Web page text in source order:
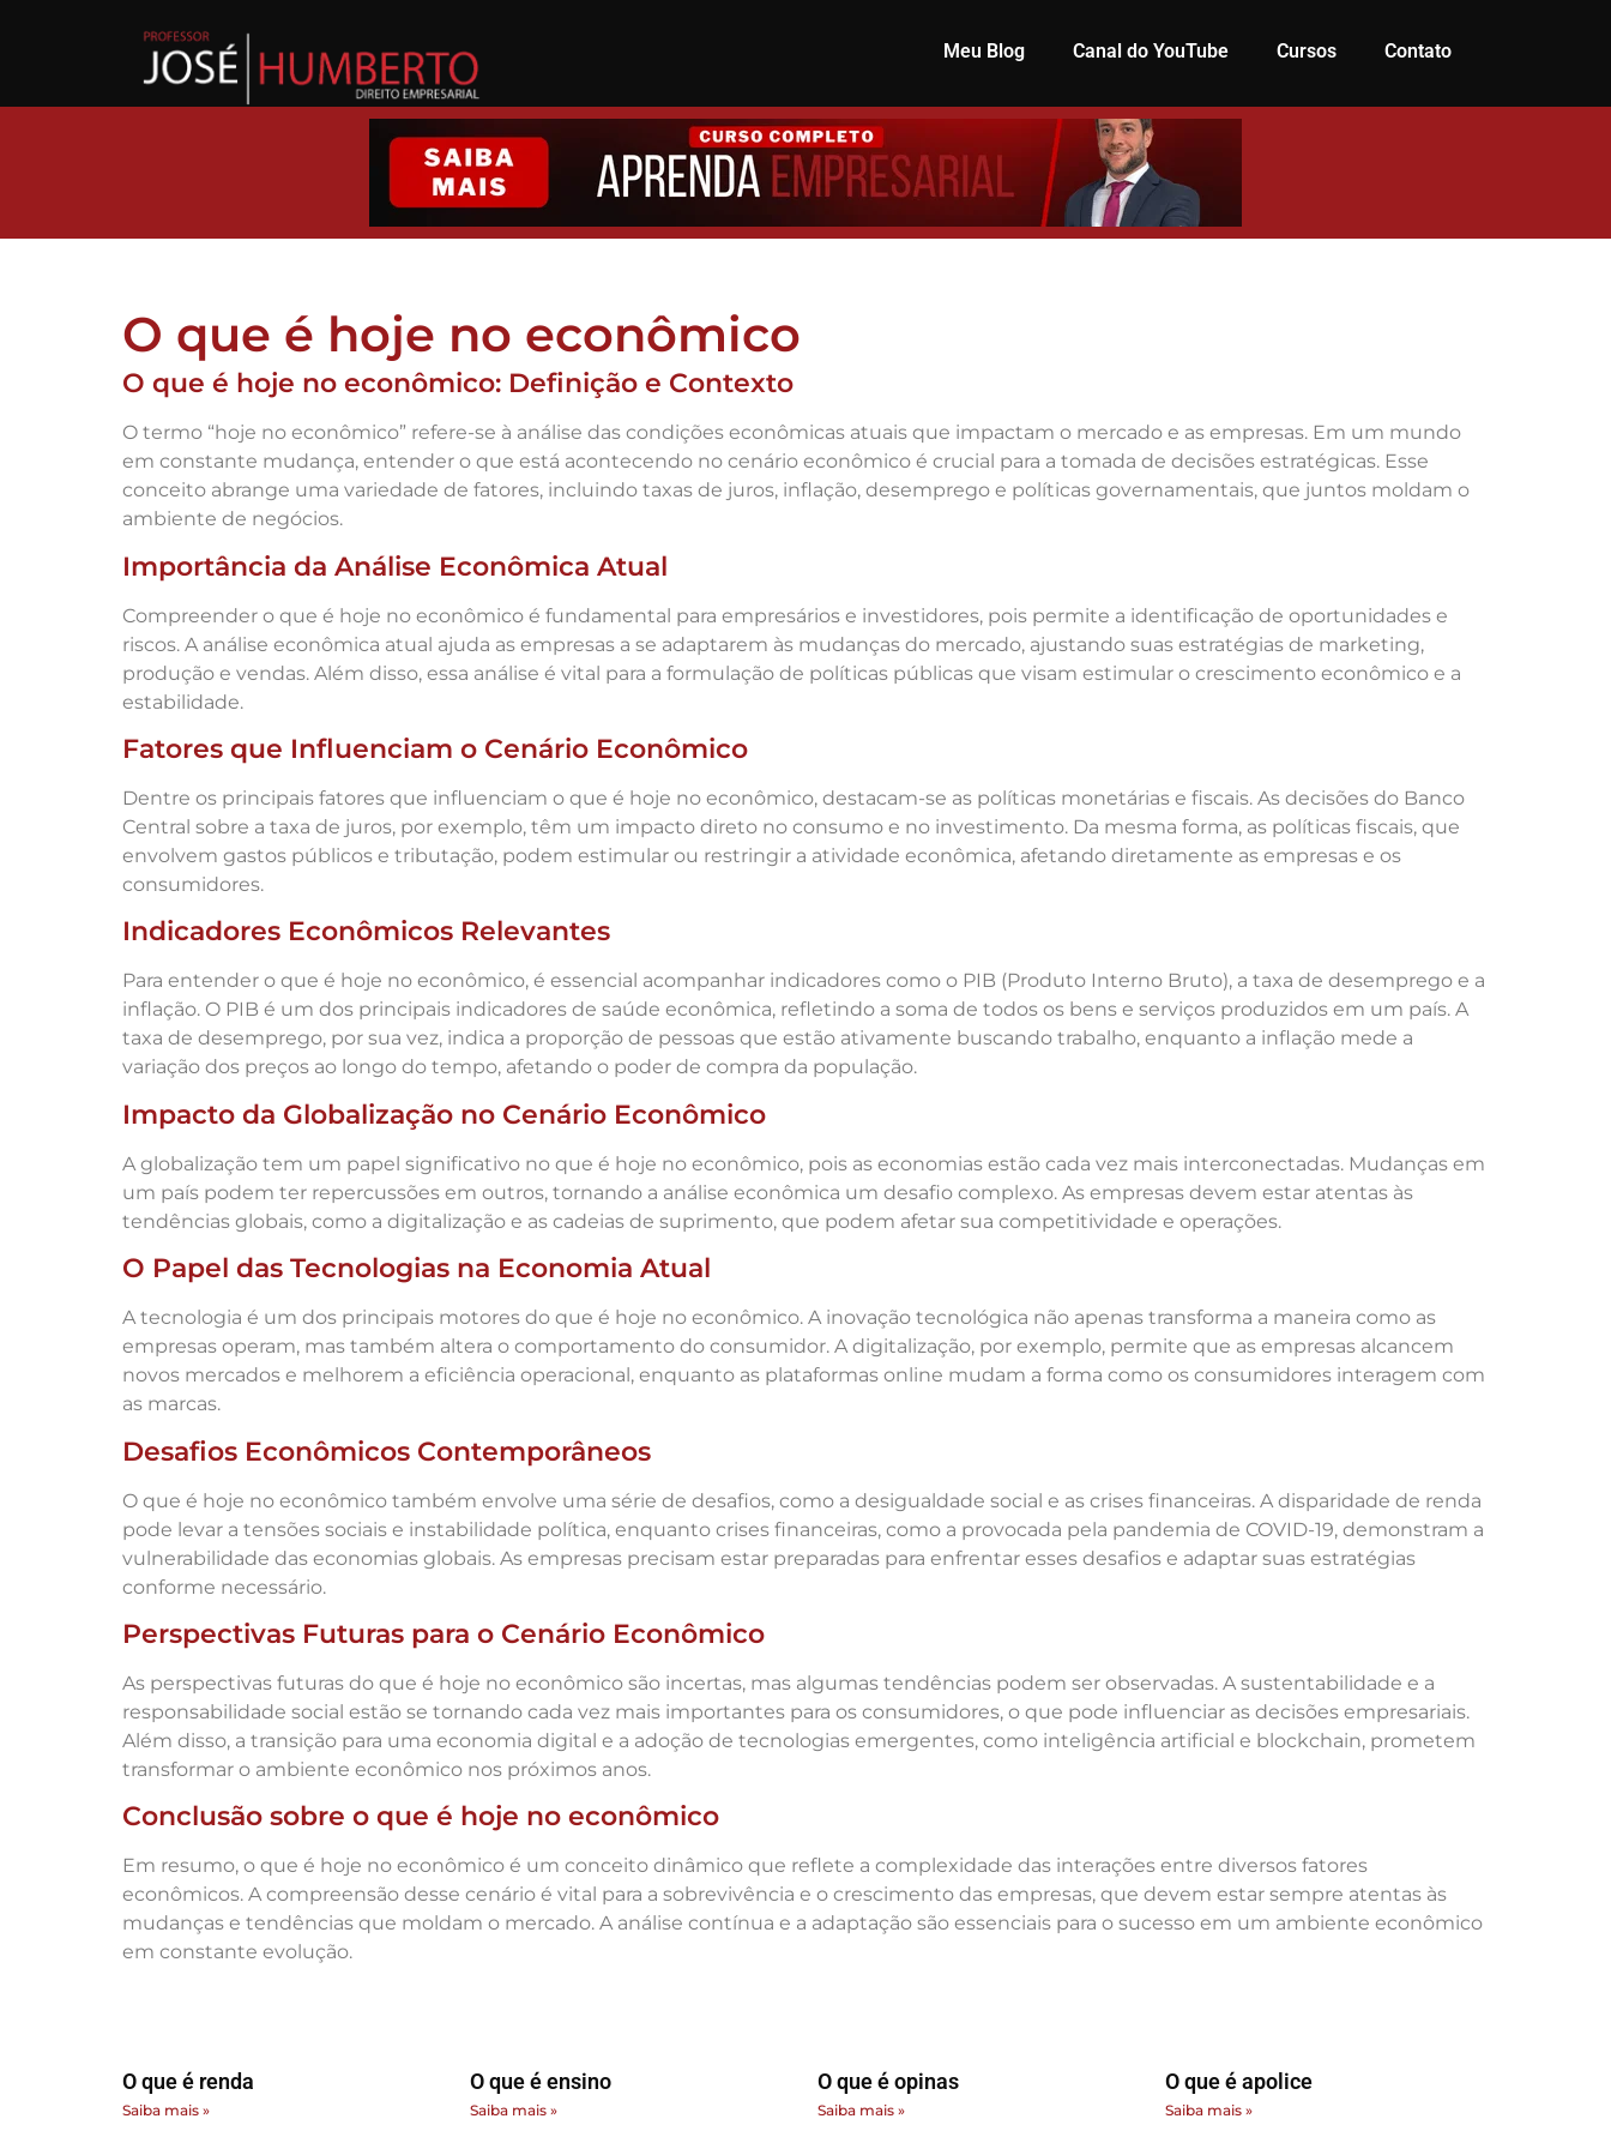
Meu Blog Canal do YouTube Cursos Contato
O que é hoje no econômico
O que é hoje no econômico: Definição e Contexto
O termo “hoje no econômico” refere-se à análise das condições econômicas atuais que impactam o mercado e as empresas. Em um mundo
em constante mudança, entender o que está acontecendo no cenário econômico é crucial para a tomada de decisões estratégicas. Esse
conceito abrange uma variedade de fatores, incluindo taxas de juros, inflação, desemprego e políticas governamentais, que juntos moldam o
ambiente de negócios.
Importância da Análise Econômica Atual
Compreender o que é hoje no econômico é fundamental para empresários e investidores, pois permite a identificação de oportunidades e
riscos. A análise econômica atual ajuda as empresas a se adaptarem às mudanças do mercado, ajustando suas estratégias de marketing,
produção e vendas. Além disso, essa análise é vital para a formulação de políticas públicas que visam estimular o crescimento econômico e a
estabilidade.
Fatores que Influenciam o Cenário Econômico
Dentre os principais fatores que influenciam o que é hoje no econômico, destacam-se as políticas monetárias e fiscais. As decisões do Banco
Central sobre a taxa de juros, por exemplo, têm um impacto direto no consumo e no investimento. Da mesma forma, as políticas fiscais, que
envolvem gastos públicos e tributação, podem estimular ou restringir a atividade econômica, afetando diretamente as empresas e os
consumidores.
Indicadores Econômicos Relevantes
Para entender o que é hoje no econômico, é essencial acompanhar indicadores como o PIB (Produto Interno Bruto), a taxa de desemprego e a
inflação. O PIB é um dos principais indicadores de saúde econômica, refletindo a soma de todos os bens e serviços produzidos em um país. A
taxa de desemprego, por sua vez, indica a proporção de pessoas que estão ativamente buscando trabalho, enquanto a inflação mede a
variação dos preços ao longo do tempo, afetando o poder de compra da população.
Impacto da Globalização no Cenário Econômico
A globalização tem um papel significativo no que é hoje no econômico, pois as economias estão cada vez mais interconectadas. Mudanças em
um país podem ter repercussões em outros, tornando a análise econômica um desafio complexo. As empresas devem estar atentas às
tendências globais, como a digitalização e as cadeias de suprimento, que podem afetar sua competitividade e operações.
O Papel das Tecnologias na Economia Atual
A tecnologia é um dos principais motores do que é hoje no econômico. A inovação tecnológica não apenas transforma a maneira como as
empresas operam, mas também altera o comportamento do consumidor. A digitalização, por exemplo, permite que as empresas alcancem
novos mercados e melhorem a eficiência operacional, enquanto as plataformas online mudam a forma como os consumidores interagem com
as marcas.
Desafios Econômicos Contemporâneos
O que é hoje no econômico também envolve uma série de desafios, como a desigualdade social e as crises financeiras. A disparidade de renda
pode levar a tensões sociais e instabilidade política, enquanto crises financeiras, como a provocada pela pandemia de COVID-19, demonstram a
vulnerabilidade das economias globais. As empresas precisam estar preparadas para enfrentar esses desafios e adaptar suas estratégias
conforme necessário.
Perspectivas Futuras para o Cenário Econômico
As perspectivas futuras do que é hoje no econômico são incertas, mas algumas tendências podem ser observadas. A sustentabilidade e a
responsabilidade social estão se tornando cada vez mais importantes para os consumidores, o que pode influenciar as decisões empresariais.
Além disso, a transição para uma economia digital e a adoção de tecnologias emergentes, como inteligência artificial e blockchain, prometem
transformar o ambiente econômico nos próximos anos.
Conclusão sobre o que é hoje no econômico
Em resumo, o que é hoje no econômico é um conceito dinâmico que reflete a complexidade das interações entre diversos fatores
econômicos. A compreensão desse cenário é vital para a sobrevivência e o crescimento das empresas, que devem estar sempre atentas às
mudanças e tendências que moldam o mercado. A análise contínua e a adaptação são essenciais para o sucesso em um ambiente econômico
em constante evolução.
O que é renda
Saiba mais »
O que é ensino
Saiba mais »
O que é opinas
Saiba mais »
O que é apolice
Saiba mais »